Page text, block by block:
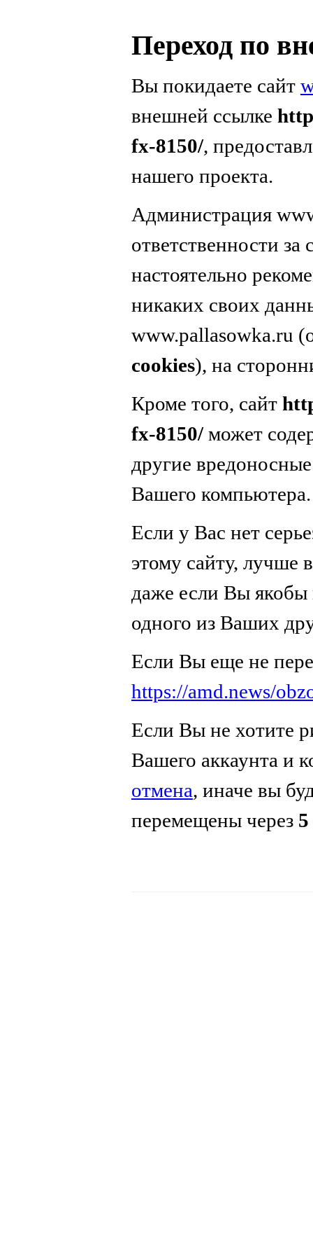
Переход по
Вы покидаете сайт
внешней ссылке
fx-8150/,
нашего проекта.
Администрация
ответственности
настоятельно
никаких своих
www.pallasowka.ru
cookies), на
Кроме того, сайт
fx-8150/может
другие
Вашего компьютера.
Если у Вас нет
этому сайту, лучше
даже если Вы якобы
одного из Ваших
Если Вы еще не
https://amd.news/
Если Вы не хотите
Вашего аккаунта и
отмена, иначе вы
перемещены через